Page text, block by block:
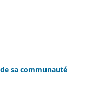
sa communauté